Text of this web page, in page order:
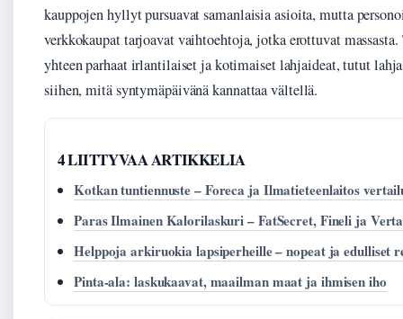
kauppojen hyllyt pursuavat samanlaisia asioita, mutta
verkkokaupat tarjoavat vaihtoehtoja, jotka erottuvat
yhteen parhaat irlantilaiset ja kotimaiset lahjaideat, tutut
siihen, mitä syntymäpäivänä kannattaa vältellä.
4 LIITTYVAA ARTIKKELIA
Kotkan tuntiennuste – Foreca ja Ilmatieteenlaitos
Paras Ilmainen Kalorilaskuri – FatSecret, Fineli ja
Helppoja arkiruokia lapsiperheille – nopeat ja edulliset
Pinta-ala: laskukaavat, maailman maat ja ihmisen iho